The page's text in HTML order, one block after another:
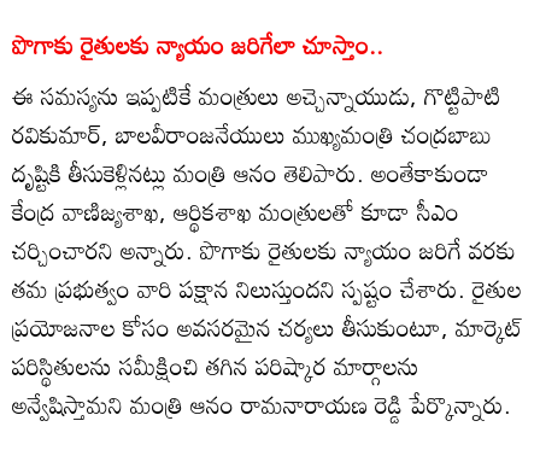
పొగాకు రైతులకు న్యాయం జరిగేలా చూస్తాం..
ఈ సమస్యను ఇప్పటికే మంత్రులు అచ్చెన్నాయుడు, గొట్టిపాటి
రవికుమార్, బాలవీరాంజనేయులు ముఖ్యమంత్రి చంద్రబాబు
దృష్టికి తీసుకెళ్లినట్లు మంత్రి ఆనం తెలిపారు. అంతేకాకుండా
కేంద్ర వాణిజ్యశాఖ, ఆర్థికశాఖ మంత్రులతో కూడా సీఎం
చర్చించారని అన్నారు. పొగాకు రైతులకు న్యాయం జరిగే వరకు
తమ ప్రభుత్వం వారి పక్షాన నిలుస్తుందని స్పష్టం చేశారు. రైతుల
ప్రయోజనాల కోసం అవసరమైన చర్యలు తీసుకుంటూ, మార్కెట్
పరిస్థితులను సమీక్షించి తగిన పరిష్కార మార్గాలను
అన్వేషిస్తామని మంత్రి ఆనం రామనారాయణ రెడ్డి పేర్కొన్నారు.